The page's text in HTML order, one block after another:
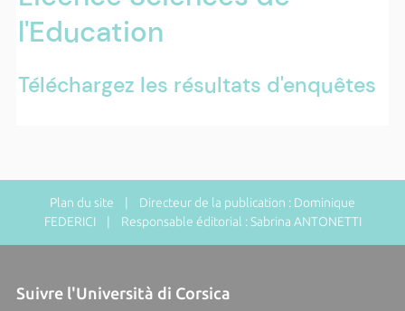
l'Education
Téléchargez les résultats d'enquêtes
Plan du site | Directeur de la publication : Dominique
FEDERICI | Responsable éditorial : Sabrina ANTONETTI
Suivre l'Università di Corsica